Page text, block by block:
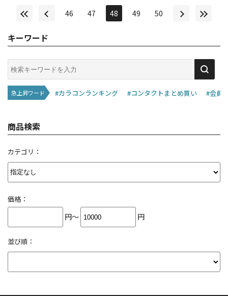
46 47 48 49 50
キーワード
急上昇ワード #カラコンランキング #コンタクトまとめ買い #会員
商品検索
カテゴリ：
価格：
円～ 円
並び順：